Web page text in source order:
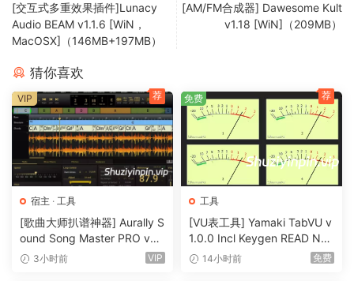
copy of all sound going through the speakers with perfect
quality.
Real time audio compression
i-Sound save free space on hard drive using real-time
audio compression to the most popular audio formats like
MP3, OGG and WMA or lossless audio formats like WAV,
APE and FLAC.
Advanced Scheduler
i-Sound can start recording at predefined time, date, day
of week and open URL of streaming audio. Browser
window will be closed automatically after recording. You
can specify up to one hundred recording tasks.
[交互式多重效果插件]Lunacy
Audio BEAM v1.1.6 [WiN，
MacOSX]（146MB+197MB）
[AM/FM合成器] Dawesome Kult
v1.18 [WiN]（209MB）
猜你喜欢
宿主 · 工具
[歌曲大师扒谱神器] Aurally S
ound Song Master PRO v5.
0.02 [WiN]（355MB）
3小时前 VIP
VIP 荐
工具
[VU表工具] Yamaki TabVU v
1.0.0 Incl Keygen READ NF
O-R2R [WiN]（4.7MB）
14小时前 免费
免费 荐